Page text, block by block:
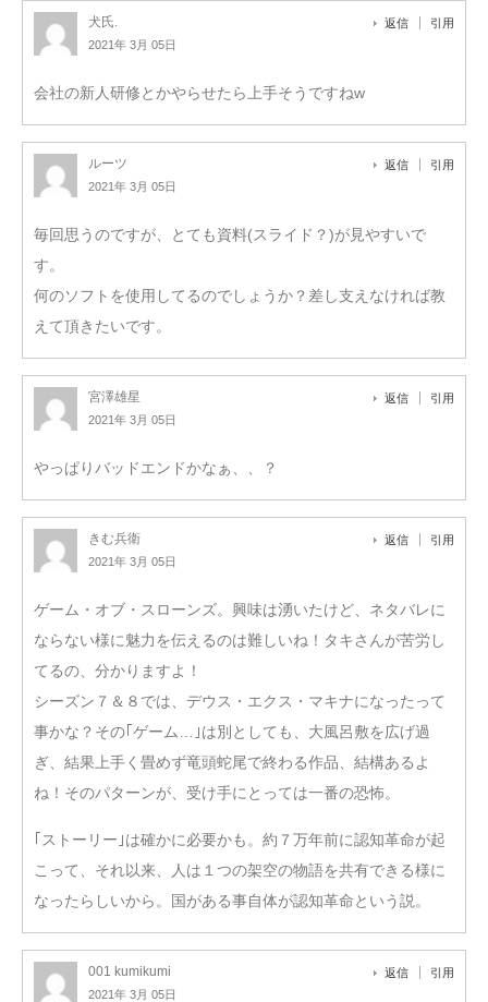
犬氏.
2021年 3月 05日
返信 引用
会社の新人研修とかやらせたら上手そうですねw
ルーツ
2021年 3月 05日
返信 引用
毎回思うのですが、とても資料(スライド？)が見やすいで
す。
何のソフトを使用してるのでしょうか？差し支えなければ教
えて頂きたいです。
宮澤雄星
2021年 3月 05日
返信 引用
やっぱりバッドエンドかなぁ、、？
きむ兵衛
2021年 3月 05日
返信 引用
ゲーム・オブ・スローンズ。興味は湧いたけど、ネタバレに
ならない様に魅力を伝えるのは難しいね！タキさんが苦労し
てるの、分かりますよ！
シーズン７＆８では、デウス・エクス・マキナになったって
事かな？その｢ゲーム…｣は別としても、大風呂敷を広げ過
ぎ、結果上手く畳めず竜頭蛇尾で終わる作品、結構あるよ
ね！そのパターンが、受け手にとっては一番の恐怖。
｢ストーリー｣は確かに必要かも。約７万年前に認知革命が起
こって、それ以来、人は１つの架空の物語を共有できる様に
なったらしいから。国がある事自体が認知革命という説。
001 kumikumi
2021年 3月 05日
返信 引用